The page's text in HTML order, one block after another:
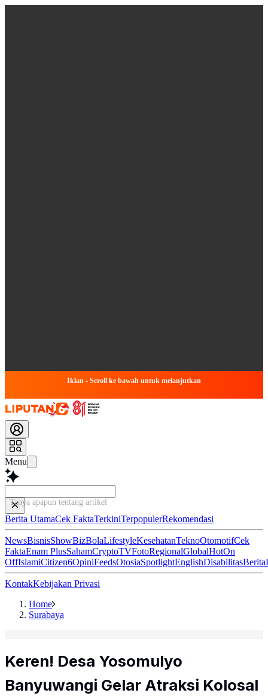
Iklan - Scroll ke bawah untuk melanjutkan
Menu
Tanya apapun tentang artikel ini...
Berita UtamaCek FaktaTerkiniTerpopulerRekomendasi
NewsBisnisShowBizBolaLifestyleKesehatanTeknoOtomotifCek
FaktaEnam PlusSahamCryptoTVFotoRegionalGlobalHotOn
OffIslamiCitizen6OpiniFeedsOtosiaSpotlightEnglishDisabilitasBerita
KontakKebijakan Privasi
Home
Surabaya
Keren! Desa Yosomulyo
Banyuwangi Gelar Atraksi Kolosal